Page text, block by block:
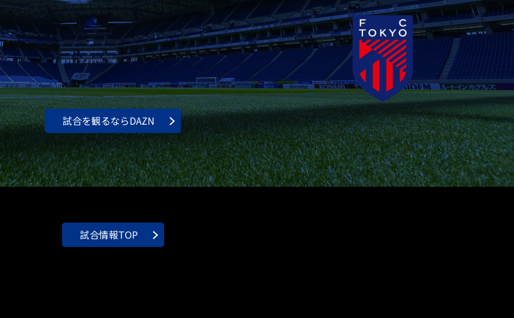
試合を観るならDAZN
試合情報TOP